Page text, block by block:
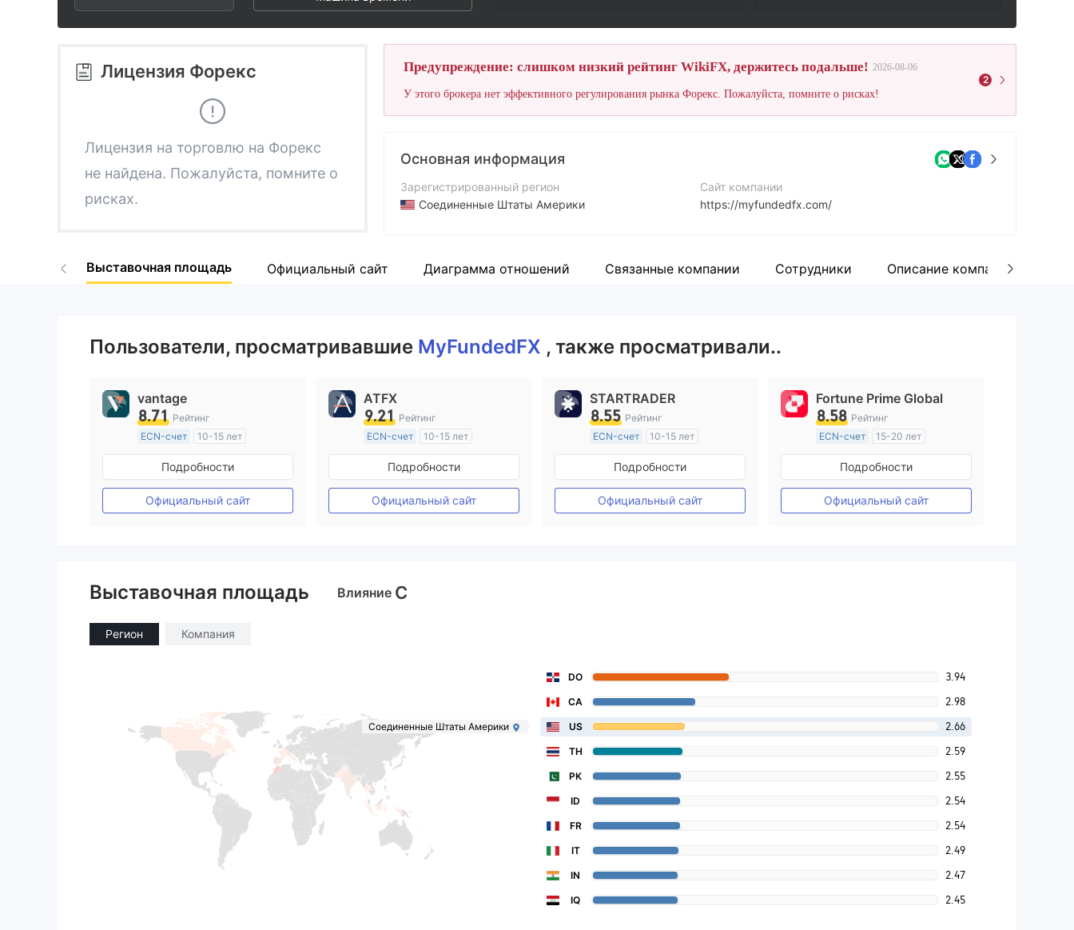
3
4
6
7
9
1
2
4
5
7
8
9
4
5
7
Лицензия Форекс
Лицензия на торговлю на Форекс
не найдена. Пожалуйста, помните о
рисках.
Предупреждение: слишком низкий рейтинг WikiFX, держитесь подальше! 2026-08-06
У этого брокера нет эффективного регулирования рынка Форекс. Пожалуйста, помните о рисках!
2
Основная информация
Зарегистрированный регион
Соединенные Штаты Америки
Компания
Сайт компании
https://myfundedfx.com/
Выставочная площадь Официальный сайт Диаграмма отношений Связанные компании Сотрудники Описание компании
Пользователи, просматривавшие MyFundedFX , также просматривали..
vantage
8.71 Рейтинг
ECN-счет
10-15 лет
Регулирование в Австралия
Маркет-Мейкинг (MM)
Основной стандарт MT4
Подробности
Официальный сайт
ATFX
9.21 Рейтинг
ECN-счет
10-15 лет
Регулирование в Австралия
Маркет-Мейкинг (MM)
Основной стандарт MT4
Подробности
Официальный сайт
STARTRADER
8.55 Рейтинг
ECN-счет
10-15 лет
Регулирование в Австралия
Маркет-Мейкинг (MM)
Основной стандарт MT4
Подробности
Официальный сайт
Fortune Prime Global
8.58 Рейтинг
ECN-счет
15-20 лет
Регулирование в Австралия
Маркет-Мейкинг (MM)
Основной стандарт MT4
Подробности
Официальный сайт
Выставочная площадь Влияние C
Регион Компания
DO 3.94
CA 2.98
Соединенные Штаты Америки US 2.66
TH 2.59
PK 2.55
ID 2.54
FR 2.54
IT 2.49
IN 2.47
IQ 2.45